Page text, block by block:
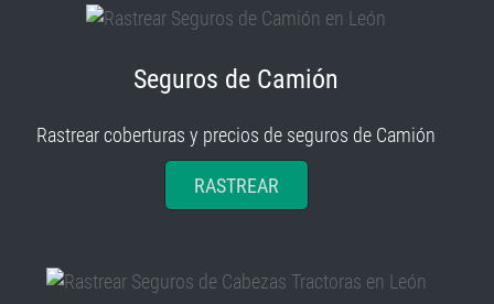
Rastrear coberturas y precios de seguros de Camión
RASTREAR